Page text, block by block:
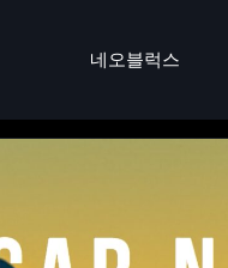
네오블럭스